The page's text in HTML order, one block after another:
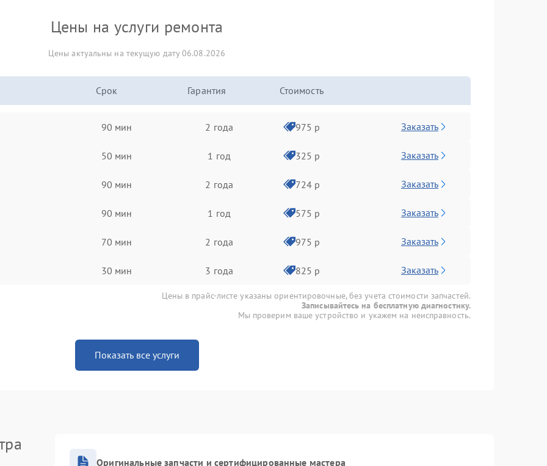
Цены на услуги ремонта
Цены актуальны на текущую дату 06.08.2026
Срок Гарантия Стоимость
90 мин 2 года 975 р Заказать
50 мин 1 год 325 р Заказать
90 мин 2 года 724 р Заказать
90 мин 1 год 575 р Заказать
70 мин 2 года 975 р Заказать
30 мин 3 года 825 р Заказать
Цены в прайс-листе указаны ориентировочные, без учета стоимости запчастей.
Записывайтесь на бесплатную диагностику.
Мы проверим ваше устройство и укажем на неисправность.
Показать все услуги
Оригинальные запчасти и сертифицированные мастера